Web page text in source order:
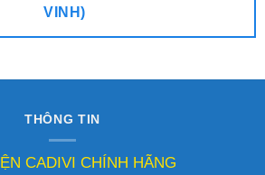
VINH)
THÔNG TIN
CADIVI CHÍNH HÃNG